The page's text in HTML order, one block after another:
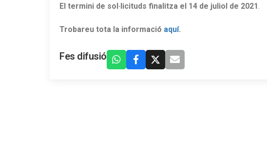
El termini de sol·licituds finalitza el 14 de juliol de 2021.
Trobareu tota la informació aquí.
Fes difusió